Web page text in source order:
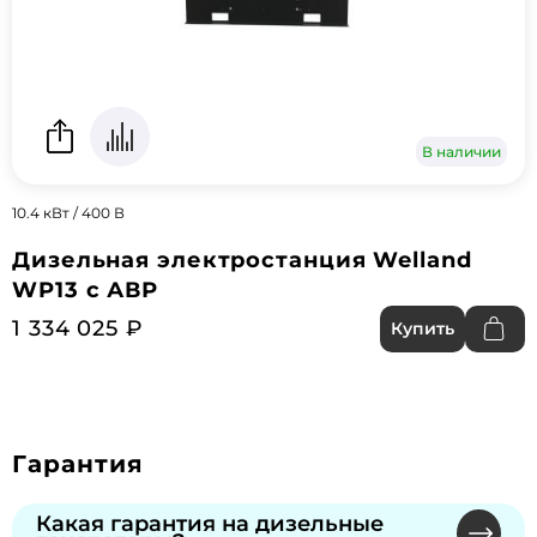
В наличии
10.4 кВт / 400 В
Дизельная электростанция Welland
WP13 с АВР
1 334 025 ₽
Купить
Гарантия
Какая гарантия на дизельные